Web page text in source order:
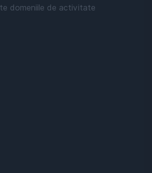
domeniile de activitate